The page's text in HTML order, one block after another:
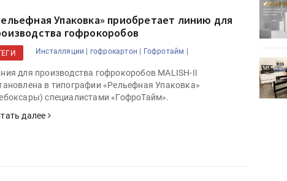
Упаковка» приобретает линию для
гофрокоробов
Инсталляции | гофрокартон | Гофротайм |
для производства гофрокоробов MALISH-II
в типографии «Рельефная Упаковка»
специалистами «ГофроТайм».
далее
фольги для горячего тиснения
запущен в компании «Сказитель»